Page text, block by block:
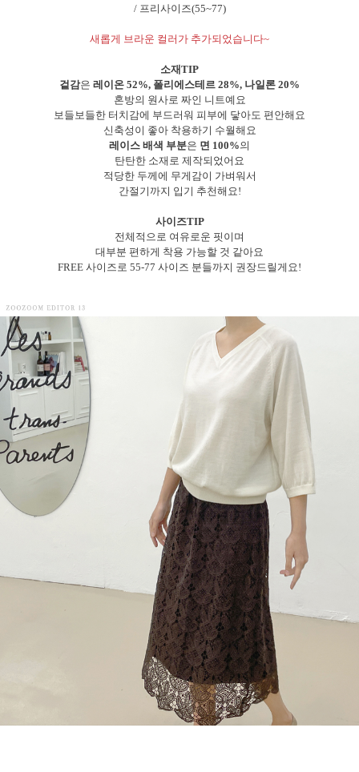
/ 프리사이즈(55~77)
새롭게 브라운 컬러가 추가되었습니다~
소재TIP
겉감은 레이온 52%, 폴리에스테르 28%, 나일론 20%
혼방의 원사로 짜인 니트예요
보들보들한 터치감에 부드러워 피부에 닿아도 편안해요
신축성이 좋아 착용하기 수월해요
레이스 배색 부분은 면 100%의
탄탄한 소재로 제작되었어요
적당한 두께에 무게감이 가벼워서
간절기까지 입기 추천해요!
사이즈TIP
전체적으로 여유로운 핏이며
대부분 편하게 착용 가능할 것 같아요
FREE 사이즈로 55-77 사이즈 분들까지 권장드릴게요!